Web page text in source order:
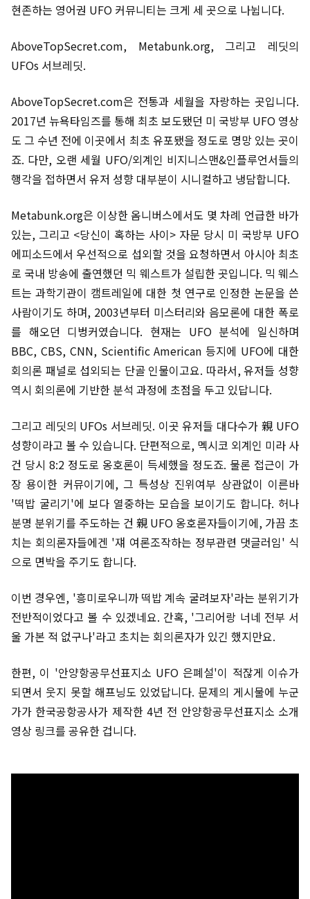
현존하는 영어권 UFO 커뮤니티는 크게 세 곳으로 나뉩니다.
AboveTopSecret.com, ​Metabunk.org, 그리고 레딧의
UFOs 서브레딧.
AboveTopSecret.com은 전통과 세월을 자랑하는 곳입니다.
2017년 뉴욕타임즈를 통해 최초 보도됐던 미 국방부 UFO 영상
도 그 수년 전에 이곳에서 최초 유포됐을 정도로 명망 있는 곳이
죠. 다만, 오랜 세월 UFO/외계인 비지니스맨&인플루언서들의
행각을 접하면서 유저 성향 대부분이 시니컬하고 냉담합니다.
Metabunk.org은 이상한 옴니버스에서도 몇 차례 언급한 바가
있는, 그리고 <당신이 혹하는 사이> 자문 당시 미 국방부 UFO
에피소드에서 우선적으로 섭외할 것을 요청하면서 아시아 최초
로 국내 방송에 출연했던 믹 웨스트가 설립한 곳입니다. 믹 웨스
트는 과학기관이 캠트레일에 대한 첫 연구로 인정한 논문을 쓴
사람이기도 하며, 2003년부터 미스터리와 음모론에 대한 폭로
를 해오던 디벙커였습니다. 현재는 UFO 분석에 일신하며
BBC, CBS, CNN, Scientific American 등지에 UFO에 대한
회의론 패널로 섭외되는 단골 인물이고요. 따라서, 유저들 성향
역시 회의론에 기반한 분석 과정에 초점을 두고 있답니다.
그리고 레딧의 UFOs 서브레딧. 이곳 유저들 대다수가 親 UFO
성향이라고 볼 수 있습니다. 단편적으로, 멕시코 외계인 미라 사
건 당시 8:2 정도로 옹호론이 득세했을 정도죠. 물론 접근이 가
장 용이한 커뮤이기에, 그 특성상 진위여부 상관없이 이른바
'떡밥 굴리기'에 보다 열중하는 모습을 보이기도 합니다. 허나
분명 분위기를 주도하는 건 親 UFO 옹호론자들이기에, 가끔 초
치는 회의론자들에겐 '쟤 여론조작하는 정부관련 댓글러임' 식
으로 면박을 주기도 합니다.
이번 경우엔, '흥미로우니까 떡밥 계속 굴려보자'라는 분위기가
전반적이었다고 볼 수 있겠네요. 간혹, '그리어랑 너네 전부 서
울 가본 적 없구나'라고 초치는 회의론자가 있긴 했지만요.
한편, 이 '안양항공무선표지소 UFO 은폐설'이 적잖게 이슈가
되면서 웃지 못할 해프닝도 있었답니다. 문제의 게시물에 누군
가가 한국공항공사가 제작한 4년 전 안양항공무선표지소 소개
영상 링크를 공유한 겁니다.